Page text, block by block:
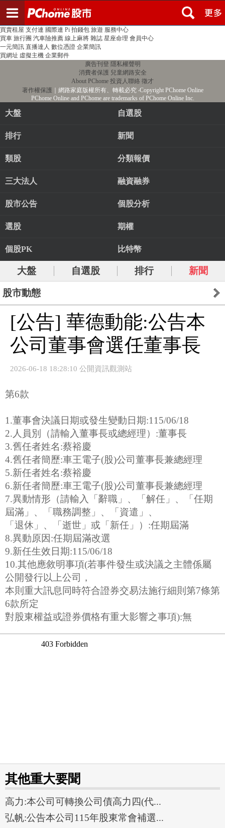
PChome首頁 線上購物 24h購物 書店
買賣租屋 支付連 國際連 Pi 拍錢包 旅遊 服務中心
買車 旅行團 汽車險推薦 線上麻將 雜誌 星座命理 會員中心
一元簡訊 直播達人 數位憑證 企業簡訊
買網址 虛擬主機 企業郵件
廣告刊登 隱私權聲明
消費者保護 兒童網路安全
About PChome 投資人聯絡 徵才
著作權保護 ｜網路家庭版權所有、轉載必究‧Copyright PChome Online
PChome Online and PChome are trademarks of PChome Online Inc.
大盤 自選股
排行 新聞
類股 分類報價
三大法人 融資融券
股市公告 個股分析
選股 期權
個股PK 比特幣
大盤 自選股 排行 新聞
股市動態
[公告] 華德動能:公告本
公司董事會選任董事長
2026-06-18 18:28:10 公開資訊觀測站
第6款
1.董事會決議日期或發生變動日期:115/06/18
2.人員別（請輸入董事長或總經理）:董事長
3.舊任者姓名:蔡裕慶
4.舊任者簡歷:車王電子(股)公司董事長兼總經理
5.新任者姓名:蔡裕慶
6.新任者簡歷:車王電子(股)公司董事長兼總經理
7.異動情形（請輸入「辭職」、「解任」、「任期
屆滿」、「職務調整」、「資遣」、
「退休」、「逝世」或「新任」）:任期屆滿
8.異動原因:任期屆滿改選
9.新任生效日期:115/06/18
10.其他應敘明事項(若事件發生或決議之主體係屬
公開發行以上公司，
本則重大訊息同時符合證券交易法施行細則第7條第
6款所定
對股東權益或證券價格有重大影響之事項):無
其他重大要聞
高力:本公司可轉換公司債高力四(代...
弘帆:公告本公司115年股東常會補選...